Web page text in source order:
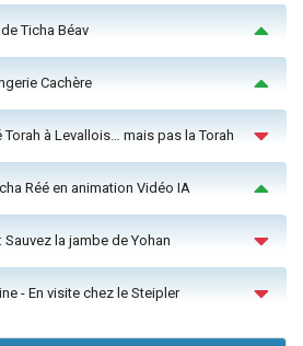
Ticha Béav
Cachère
à Levallois… mais pas la Torah
Réé en animation Vidéo IA
Sauvez la jambe de Yohan
- En visite chez le Steipler